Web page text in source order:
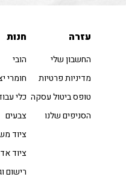
עזרה
החשבון שלי
מדיניות פרטיות
טופס ביטול עסקה
הסניפים שלנו
חנות
הובי
חומרי
כלי
צבעים
ציוד
ציוד
רישום